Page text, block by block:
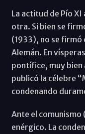
La actitud de Pío
otra. Si bien se
(1933), no se firmó
Alemán. En
pontífice, muy
publicó la célebre
condenando
Ante el comunismo
enérgico. La